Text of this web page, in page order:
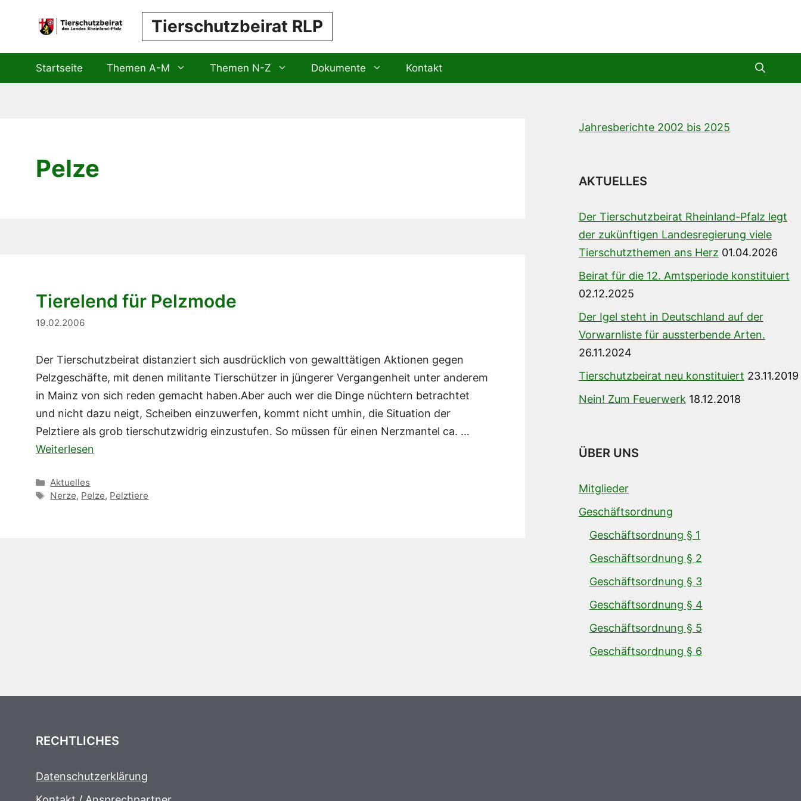
Tierschutzbeirat RLP
Startseite Themen A-M Themen N-Z Dokumente Kontakt
Pelze
Tierelend für Pelzmode
19.02.2006
Der Tierschutzbeirat distanziert sich ausdrücklich von gewalttätigen Aktionen gegen
Pelzgeschäfte, mit denen militante Tierschützer in jüngerer Vergangenheit unter anderem
in Mainz von sich reden gemacht haben.Aber auch wer die Dinge nüchtern betrachtet
und nicht dazu neigt, Scheiben einzuwerfen, kommt nicht umhin, die Situation der
Pelztiere als grob tierschutzwidrig einzustufen. So müssen für einen Nerzmantel ca. …
Weiterlesen
Kategorien
Aktuelles
Schlagwörter
Nerze, Pelze, Pelztiere
Jahresberichte 2002 bis 2025
AKTUELLES
Der Tierschutzbeirat Rheinland-Pfalz legt
der zukünftigen Landesregierung viele
Tierschutzthemen ans Herz 01.04.2026
Beirat für die 12. Amtsperiode konstituiert
02.12.2025
Der Igel steht in Deutschland auf der
Vorwarnliste für aussterbende Arten.
26.11.2024
Tierschutzbeirat neu konstituiert 23.11.2019
Nein! Zum Feuerwerk 18.12.2018
ÜBER UNS
Mitglieder
Geschäftsordnung
Geschäftsordnung § 1
Geschäftsordnung § 2
Geschäftsordnung § 3
Geschäftsordnung § 4
Geschäftsordnung § 5
Geschäftsordnung § 6
RECHTLICHES
Datenschutzerklärung